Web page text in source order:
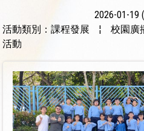
2026-01-19
活動類別：課程發展
¦ 校園廣
活動